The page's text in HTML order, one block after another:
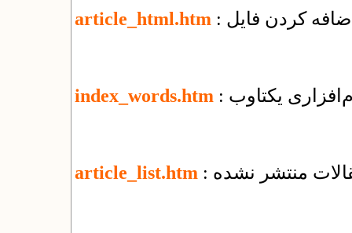
article_html.htm
index_words.htm یکتاوب
article_list.htm منتشر نشده